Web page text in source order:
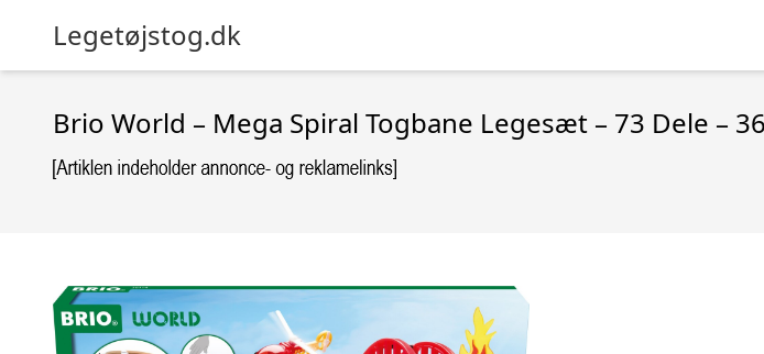
Legetøjstog.dk
Brio World – Mega Spiral Togbane Legesæt – 73 Dele –